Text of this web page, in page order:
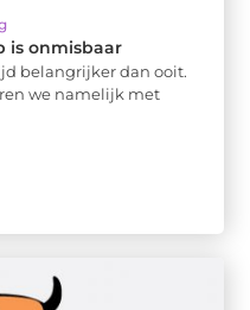
is onmisbaar
belangrijker dan ooit.
we namelijk met